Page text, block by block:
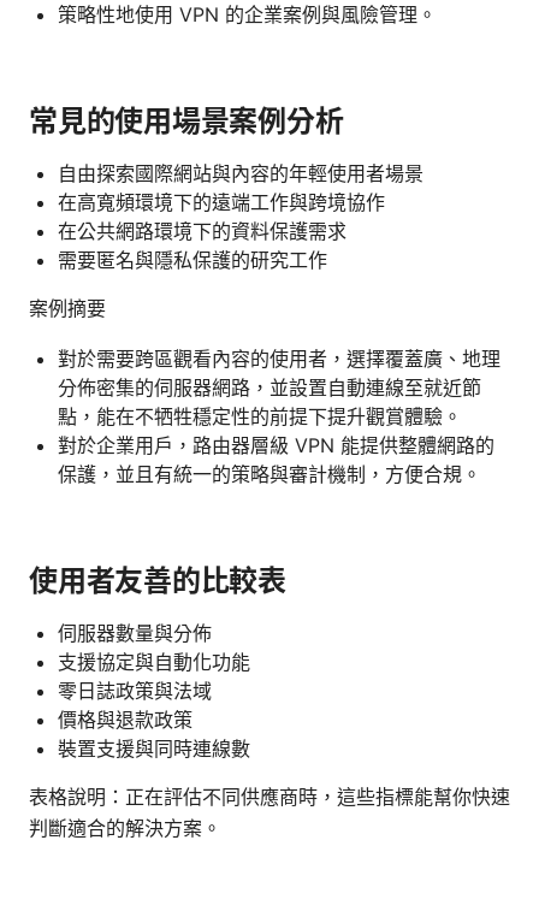
策略性地使用 VPN 的企業案例與風險管理。
常見的使用場景案例分析
自由探索國際網站與內容的年輕使用者場景
在高寬頻環境下的遠端工作與跨境協作
在公共網路環境下的資料保護需求
需要匿名與隱私保護的研究工作
案例摘要
對於需要跨區觀看內容的使用者，選擇覆蓋廣、地理
分佈密集的伺服器網路，並設置自動連線至就近節
點，能在不牺牲穩定性的前提下提升觀賞體驗。
對於企業用戶，路由器層級 VPN 能提供整體網路的
保護，並且有統一的策略與審計機制，方便合規。
使用者友善的比較表
伺服器數量與分佈
支援協定與自動化功能
零日誌政策與法域
價格與退款政策
裝置支援與同時連線數
表格說明：正在評估不同供應商時，這些指標能幫你快速
判斷適合的解決方案。